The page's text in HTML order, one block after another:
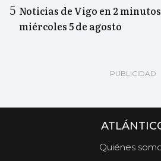
Noticias de Vigo en 2
miércoles 5 de agosto
Quiénes